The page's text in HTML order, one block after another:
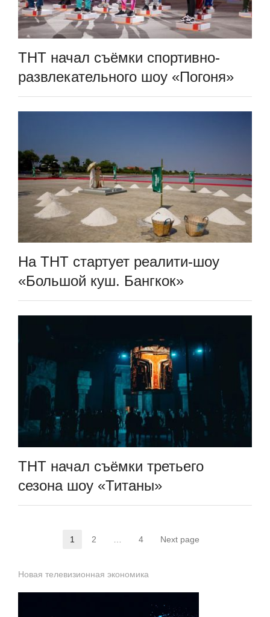
ТНТ начал съёмки спортивно-
развлекательного шоу «Погоня»
На ТНТ стартует реалити-шоу
«Большой куш. Бангкок»
ТНТ начал съёмки третьего
сезона шоу «Титаны»
Пагинация Страница
1 Страница
2 Страница
4 Next page
Новая телевизионная экономика